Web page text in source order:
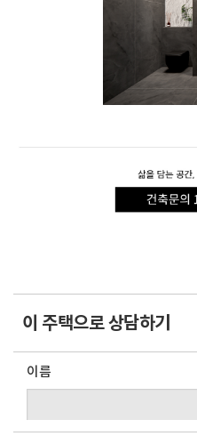
이 주택으로 상담하기
이름